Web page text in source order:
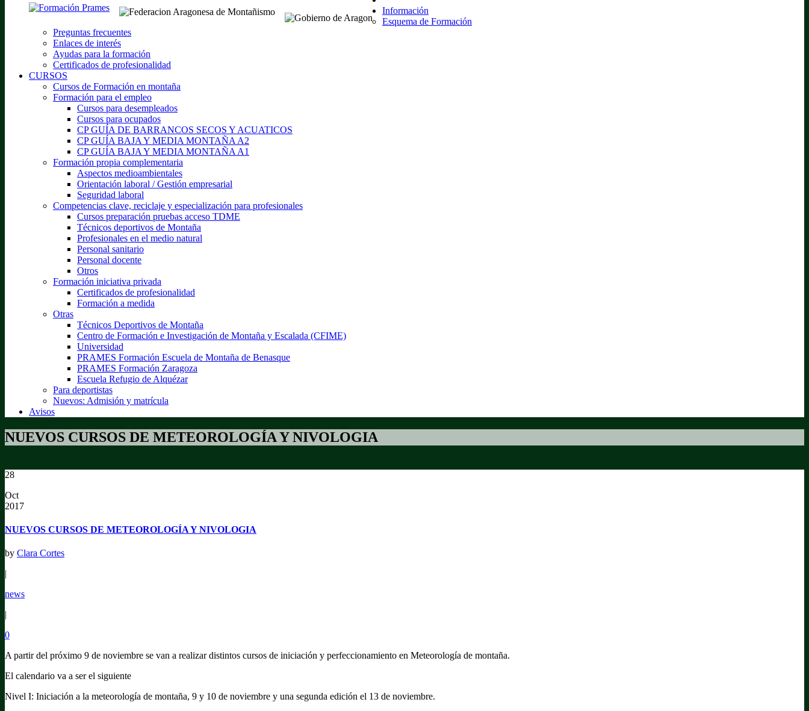
Información
Esquema de Formación
Preguntas frecuentes
Enlaces de interés
Ayudas para la formación
Certificados de profesionalidad
CURSOS
Cursos de Formación en montaña
Formación para el empleo
Cursos para desempleados
Cursos para ocupados
CP GUÍA DE BARRANCOS SECOS Y ACUATICOS
CP GUÍA BAJA Y MEDIA MONTAÑA A2
CP GUÍA BAJA Y MEDIA MONTAÑA A1
Formación propia complementaria
Aspectos medioambientales
Orientación laboral / Gestión empresarial
Seguridad laboral
Competencias clave, reciclaje y especialización para profesionales
Cursos preparación pruebas acceso TDME
Técnicos deportivos de Montaña
Profesionales en el medio natural
Personal sanitario
Personal docente
Otros
Formación iniciativa privada
Certificados de profesionalidad
Formación a medida
Otras
Técnicos Deportivos de Montaña
Centro de Formación e Investigación de Montaña y Escalada (CFIME)
Universidad
PRAMES Formación Escuela de Montaña de Benasque
PRAMES Formación Zaragoza
Escuela Refugio de Alquézar
Para deportistas
Nuevos: Admisión y matrícula
Avisos
NUEVOS CURSOS DE METEOROLOGÍA Y NIVOLOGIA
28
Oct
2017
NUEVOS CURSOS DE METEOROLOGÍA Y NIVOLOGIA
by Clara Cortes
|
news
|
0
A partir del próximo 9 de noviembre se van a realizar distintos cursos de iniciación y perfeccionamiento en Meteorología de montaña.
El calendario va a ser el siguiente
Nivel I: Iniciación a la meteorología de montaña, 9 y 10 de noviembre y una segunda edición el 13 de noviembre.